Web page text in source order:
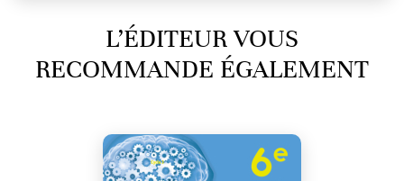
L’ÉDITEUR VOUS
RECOMMANDE ÉGALEMENT